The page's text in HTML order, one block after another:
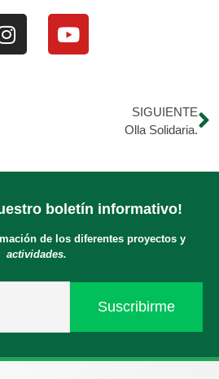
SIGUIENTE
Olla Solidaria.
boletín informativo!
de los diferentes proyectos y
actividades.